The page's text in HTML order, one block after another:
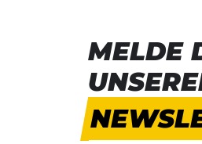
Vorname
Überschrift
Überschrift
MELDE